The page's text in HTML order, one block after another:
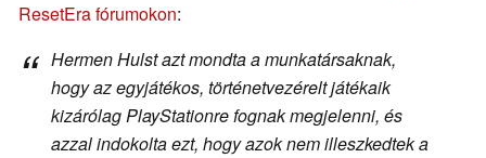
ResetEra fórumokon:
Hermen Hulst azt mondta a munkatársaknak,
hogy az egyjátékos, történetvezérelt játékaik
kizárólag PlayStationre fognak megjelenni, és
azzal indokolta ezt, hogy azok nem illeszkedtek a